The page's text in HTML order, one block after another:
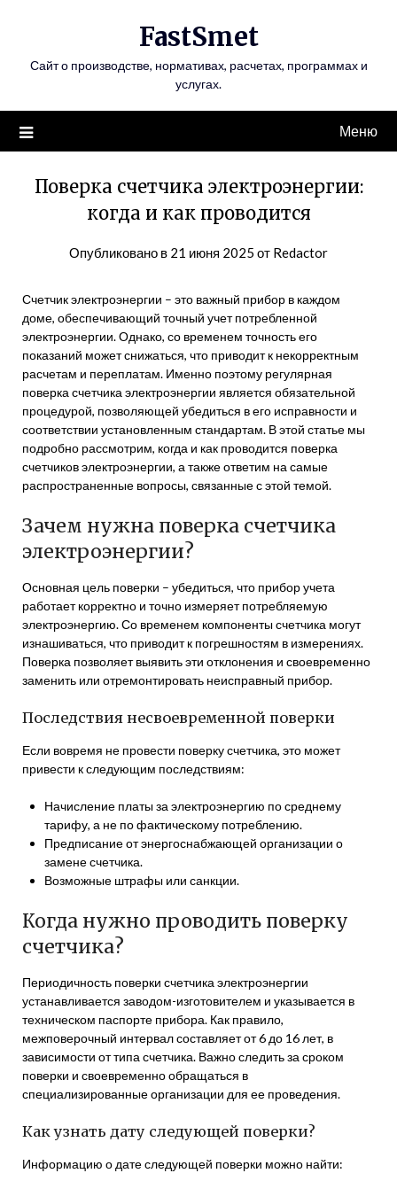
FastSmet
Сайт о производстве, нормативах, расчетах, программах и
услугах.
Меню
Поверка счетчика электроэнергии:
когда и как проводится
Опубликовано в 21 июня 2025 от Redactor
Счетчик электроэнергии – это важный прибор в каждом
доме, обеспечивающий точный учет потребленной
электроэнергии. Однако, со временем точность его
показаний может снижаться, что приводит к некорректным
расчетам и переплатам. Именно поэтому регулярная
поверка счетчика электроэнергии является обязательной
процедурой, позволяющей убедиться в его исправности и
соответствии установленным стандартам. В этой статье мы
подробно рассмотрим, когда и как проводится поверка
счетчиков электроэнергии, а также ответим на самые
распространенные вопросы, связанные с этой темой.
Зачем нужна поверка счетчика
электроэнергии?
Основная цель поверки – убедиться, что прибор учета
работает корректно и точно измеряет потребляемую
электроэнергию. Со временем компоненты счетчика могут
изнашиваться, что приводит к погрешностям в измерениях.
Поверка позволяет выявить эти отклонения и своевременно
заменить или отремонтировать неисправный прибор.
Последствия несвоевременной поверки
Если вовремя не провести поверку счетчика, это может
привести к следующим последствиям:
Начисление платы за электроэнергию по среднему
тарифу, а не по фактическому потреблению.
Предписание от энергоснабжающей организации о
замене счетчика.
Возможные штрафы или санкции.
Когда нужно проводить поверку
счетчика?
Периодичность поверки счетчика электроэнергии
устанавливается заводом-изготовителем и указывается в
техническом паспорте прибора. Как правило,
межповерочный интервал составляет от 6 до 16 лет, в
зависимости от типа счетчика. Важно следить за сроком
поверки и своевременно обращаться в
специализированные организации для ее проведения.
Как узнать дату следующей поверки?
Информацию о дате следующей поверки можно найти: